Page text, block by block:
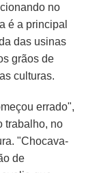
no
é a principal
das usinas
grãos de
culturas.
errado",
trabalho, no
"Chocava-
de